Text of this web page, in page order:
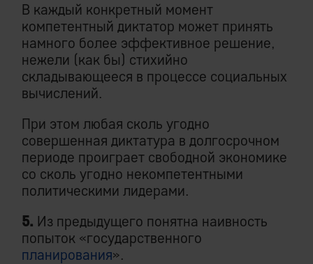
В каждый конкретный момент
компетентный диктатор может принять
намного более эффективное решение,
нежели (как бы) стихийно
складывающееся в процессе социальных
вычислений.
При этом любая сколь угодно
совершенная диктатура в долгосрочном
периоде проиграет свободной экономике
со сколь угодно некомпетентными
политическими лидерами.
5. Из предыдущего понятна наивность
попыток «государственного
планирования».